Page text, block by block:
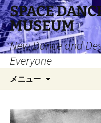
コ
ン
テ
ン
ツ
SPACE
MUSEUM
New Dance and
Everyone
メニュー